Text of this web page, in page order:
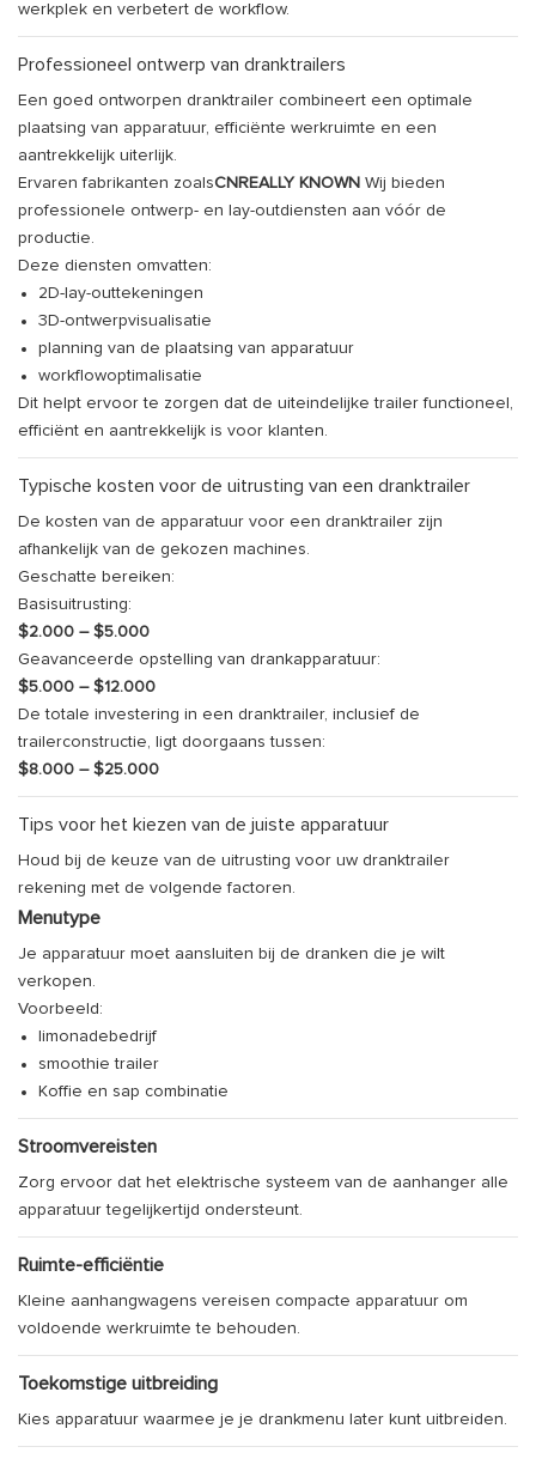
werkplek en verbetert de workflow.
Professioneel ontwerp van dranktrailers
Een goed ontworpen dranktrailer combineert een optimale
plaatsing van apparatuur, efficiënte werkruimte en een
aantrekkelijk uiterlijk.
Ervaren fabrikanten zoalsCNREALLY KNOWN Wij bieden
professionele ontwerp- en lay-outdiensten aan vóór de
productie.
Deze diensten omvatten:
2D-lay-outtekeningen
3D-ontwerpvisualisatie
planning van de plaatsing van apparatuur
workflowoptimalisatie
Dit helpt ervoor te zorgen dat de uiteindelijke trailer functioneel,
efficiënt en aantrekkelijk is voor klanten.
Typische kosten voor de uitrusting van een dranktrailer
De kosten van de apparatuur voor een dranktrailer zijn
afhankelijk van de gekozen machines.
Geschatte bereiken:
Basisuitrusting:
$2.000 – $5.000
Geavanceerde opstelling van drankapparatuur:
$5.000 – $12.000
De totale investering in een dranktrailer, inclusief de
trailerconstructie, ligt doorgaans tussen:
$8.000 – $25.000
Tips voor het kiezen van de juiste apparatuur
Houd bij de keuze van de uitrusting voor uw dranktrailer
rekening met de volgende factoren.
Menutype
Je apparatuur moet aansluiten bij de dranken die je wilt
verkopen.
Voorbeeld:
limonadebedrijf
smoothie trailer
Koffie en sap combinatie
Stroomvereisten
Zorg ervoor dat het elektrische systeem van de aanhanger alle
apparatuur tegelijkertijd ondersteunt.
Ruimte-efficiëntie
Kleine aanhangwagens vereisen compacte apparatuur om
voldoende werkruimte te behouden.
Toekomstige uitbreiding
Kies apparatuur waarmee je je drankmenu later kunt uitbreiden.